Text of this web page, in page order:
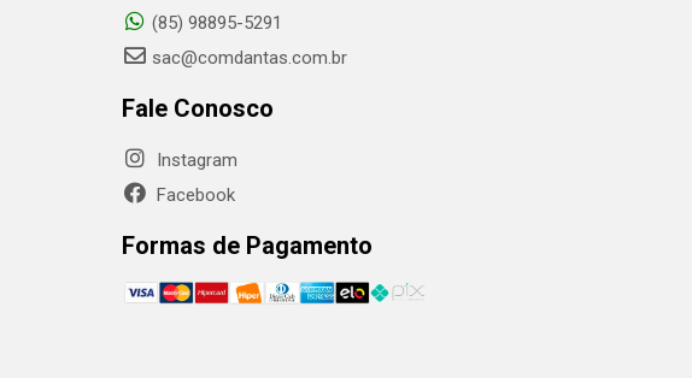
(85) 98895-5291
sac@comdantas.com.br
Fale Conosco
Instagram
Facebook
Formas de Pagamento